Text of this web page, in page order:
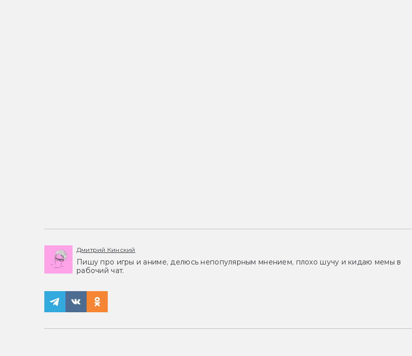
Дмитрий Кинский
Пишу про игры и аниме, делюсь непопулярным мнением, плохо шучу и кидаю мемы в
рабочий чат.